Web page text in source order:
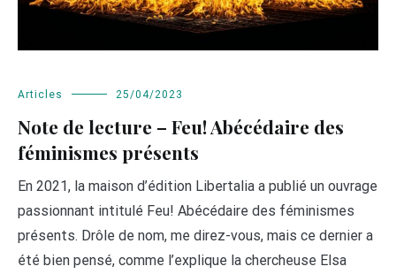
Articles 25/04/2023
Note de lecture – Feu! Abécédaire des
féminismes présents
En 2021, la maison d’édition Libertalia a publié un ouvrage
passionnant intitulé Feu! Abécédaire des féminismes
présents. Drôle de nom, me direz-vous, mais ce dernier a
été bien pensé, comme l’explique la chercheuse Elsa